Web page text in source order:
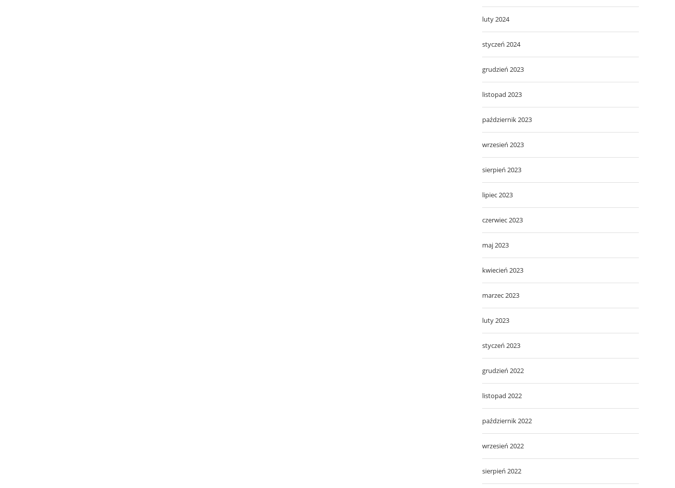
luty 2024
styczeń 2024
grudzień 2023
listopad 2023
październik 2023
wrzesień 2023
sierpień 2023
lipiec 2023
czerwiec 2023
maj 2023
kwiecień 2023
marzec 2023
luty 2023
styczeń 2023
grudzień 2022
listopad 2022
październik 2022
wrzesień 2022
sierpień 2022